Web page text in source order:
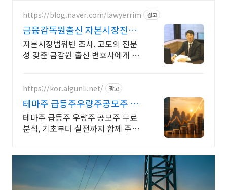
https://blog.naver.com/lawyerrim 광고
금융감독원출신 자본시장전문
가
자본시장법위반 조사. 고도의 전문
성 갖춘 금감원 출신 변호사에게 맡
협업가능
https://kor.algunli.net/ 광고
테마주 급등주우량주공모주 추
지금 안보면 늦어요
테마주 급등주 우량주 공모주 무료
분석, 기초부터 실전까지 함께 주식